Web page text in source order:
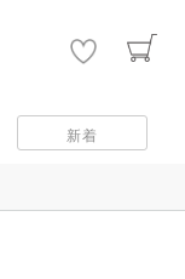
新着